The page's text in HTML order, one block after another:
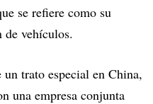
se refiere como su
vehículos.
trato especial en China,
una empresa conjunta